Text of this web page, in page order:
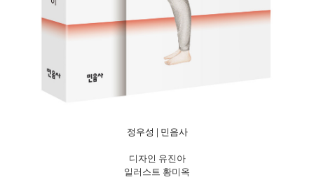
정우성 | 민음사
디자인 유진아
일러스트 황미옥